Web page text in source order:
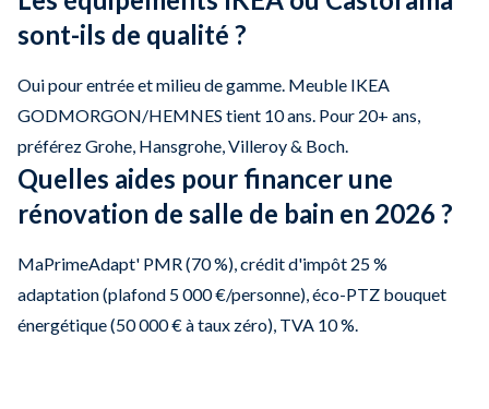
sont-ils de qualité ?
Oui pour entrée et milieu de gamme. Meuble IKEA
GODMORGON/HEMNES tient 10 ans. Pour 20+ ans,
préférez Grohe, Hansgrohe, Villeroy & Boch.
Quelles aides pour financer une
rénovation de salle de bain en 2026 ?
MaPrimeAdapt' PMR (70 %), crédit d'impôt 25 %
adaptation (plafond 5 000 €/personne), éco-PTZ bouquet
énergétique (50 000 € à taux zéro), TVA 10 %.